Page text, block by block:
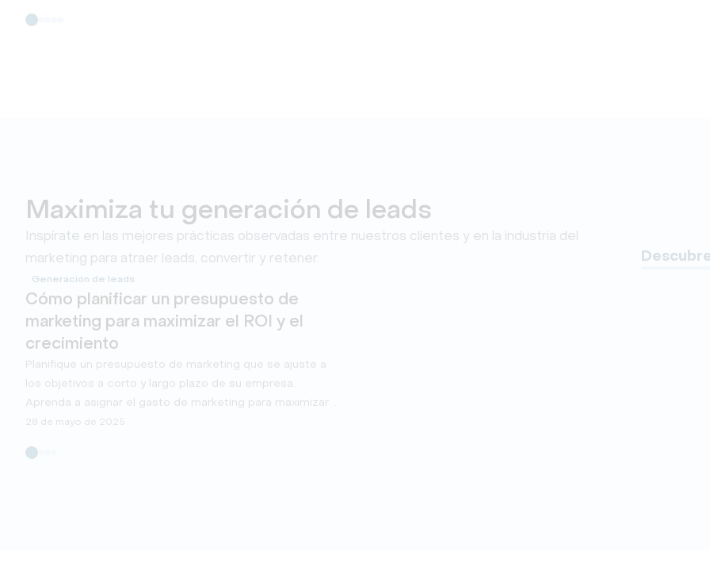
Maximiza tu generación de leads
Inspírate en las mejores prácticas observadas entre nuestros clientes y en la industria del
marketing para atraer leads, convertir y retener.
Generación de leads
Cómo planificar un presupuesto de
marketing para maximizar el ROI y el
crecimiento
Planifique un presupuesto de marketing que se ajuste a
los objetivos a corto y largo plazo de su empresa.
Aprenda a asignar el gasto de marketing para maximizar el
ROI y el crecimiento.
28 de mayo de 2025